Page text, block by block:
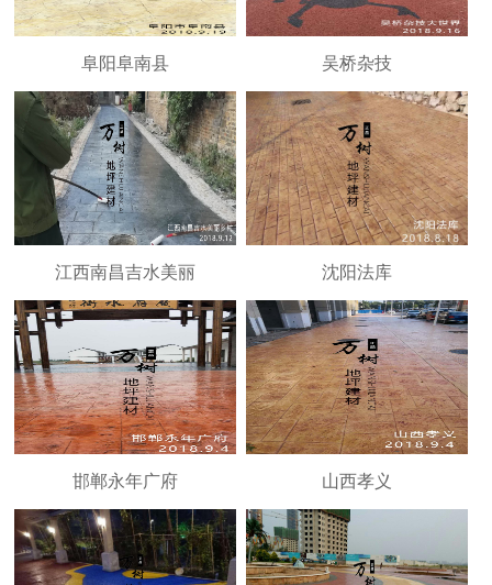
阜阳阜南县 吴桥杂技
江西南昌吉水美丽 沈阳法库
邯郸永年广府 山西孝义